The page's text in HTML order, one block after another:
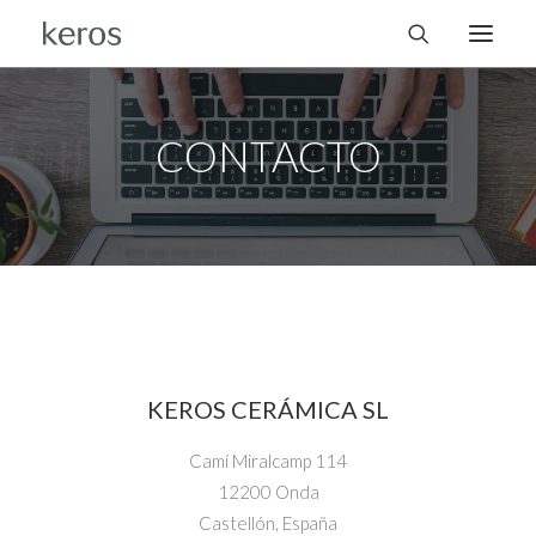
CONTACTO
KEROS CERÁMICA SL
Camí Miralcamp 114
12200 Onda
Castellón, España